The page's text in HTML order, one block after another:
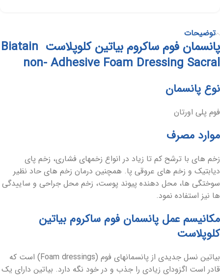
توضیحات
پانسمان فوم ساکروم بیاتین کلوپلاست Biatain
non- Adhesive Foam Dressing Sacral
نوع پانسمان
فوم پلی اورتان
موارد مصرف
زخم‏ های با ترشح کم تا زیاد در انواع زخم‏های فشاری، زخم پای
دیابتیک و زخم ‏های عروقی پا. همچنین درمان زخم ‏های حاد نظیر
سوختگی‏ ها، محل دهنده پیوند پوست، زخم محل جراحی و ساییدگی‏
ها نیز استفاده نمود.
مکانیسم عمل پانسمان فوم ساکروم بیاتین
کلوپلاست
بیاتین نسل جدیدی از پانسمان‏های فوم (Foam dressings) است که
قادر است اگزودای زیادی را جذب و در خود نگه دارد. بیاتین دارای یک